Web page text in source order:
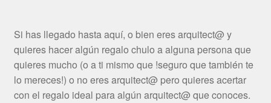
Si has llegado hasta aquí, o bien eres arquitect@ y
quieres hacer algún regalo chulo a alguna persona que
quieres mucho (o a ti mismo que !seguro que también te
lo mereces!) o no eres arquitect@ pero quieres acertar
con el regalo ideal para algún arquitect@ que conoces.